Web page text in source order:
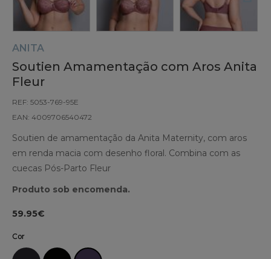
ANITA
Soutien Amamentação com Aros Anita
Fleur
REF: 5053-769-95E
EAN: 4009706540472
Soutien de amamentação da Anita Maternity, com aros
em renda macia com desenho floral. Combina com as
cuecas Pós-Parto Fleur
Produto sob encomenda.
59.95€
Cor